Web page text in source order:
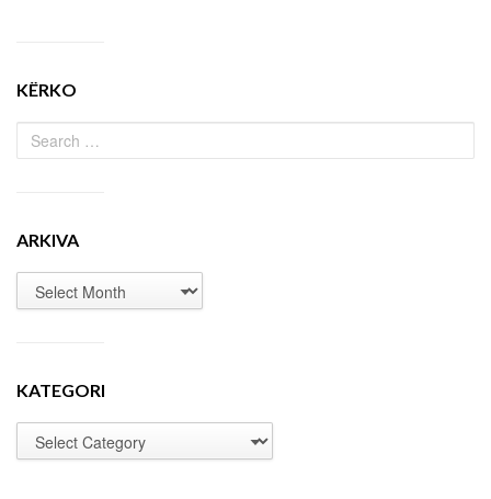
KËRKO
ARKIVA
KATEGORI